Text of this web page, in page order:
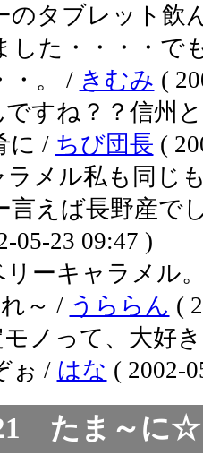
のタブレット飲
した・・・・で
・。 / きむみ (
ですね？？信州
に / ちび団長 (
ラメル私も同じ
言えば長野産で
05-23 09:47 )
リーキャラメル
～ / うららん (
モノって、大好
ぉ / はな ( 2002-
21 たま～に